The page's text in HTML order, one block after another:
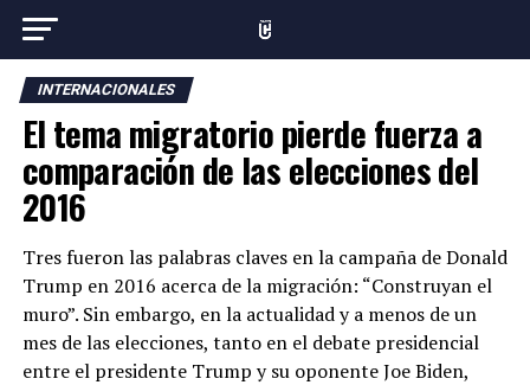
INTERNACIONALES
El tema migratorio pierde fuerza a
comparación de las elecciones del
2016
Tres fueron las palabras claves en la campaña de Donald
Trump en 2016 acerca de la migración: “Construyan el
muro”. Sin embargo, en la actualidad y a menos de un
mes de las elecciones, tanto en el debate presidencial
entre el presidente Trump y su oponente Joe Biden,